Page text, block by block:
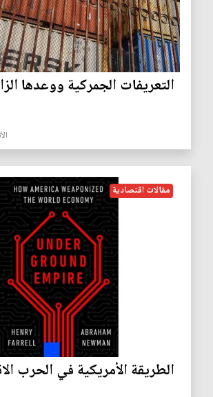
التعريفات الجمركية ووعدها
مقالات اقتصادية
الطريقة الأمريكية في الحرب